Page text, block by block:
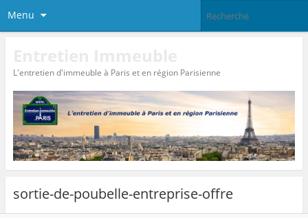
Menu
L'entretien d'immeuble à Paris et en région Parisienne
sortie-de-poubelle-entreprise-offre